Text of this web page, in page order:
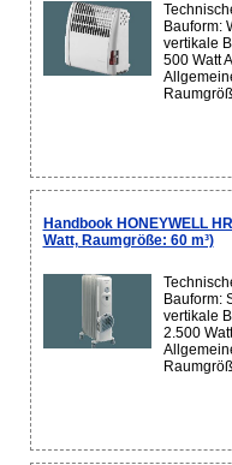
Bauform:
vertikale
500 Watt
Handbook HONEYWELL
Watt, Raumgröße: 60 m³)
Bauform:
vertikale
2.500